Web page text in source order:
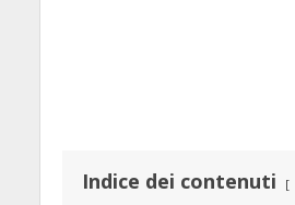
Indice dei contenuti